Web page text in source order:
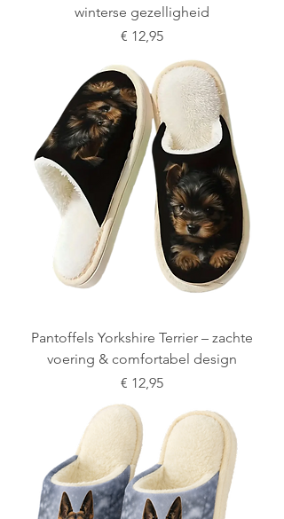
winterse gezelligheid
Prijs
€ 12,95
Pantoffels Yorkshire Terrier – zachte
voering & comfortabel design
Prijs
€ 12,95